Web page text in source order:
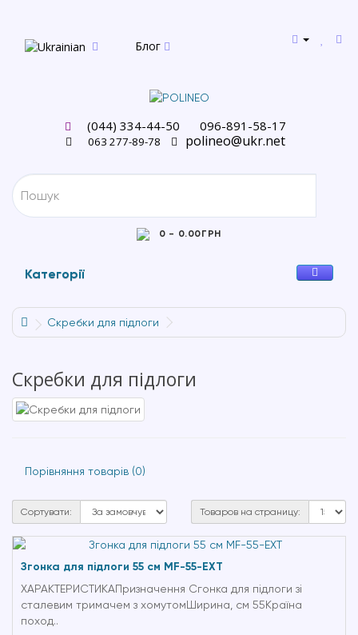
Блог
(044) 334-44-50 096-891-58-17
063 277-89-78 polineo@ukr.net
0 - 0.00ГРН
Категорії
Cкребки для підлоги
Cкребки для підлоги
Порівняння товарів (0)
Сортувати: Товаров на страницу:
Згонка для підлоги 55 см MF-55-EXT
ХАРАКТЕРИСТИКАПризначення Сгонка для підлоги зі
сталевим тримачем з хомутомШирина, см 55Країна
поход..